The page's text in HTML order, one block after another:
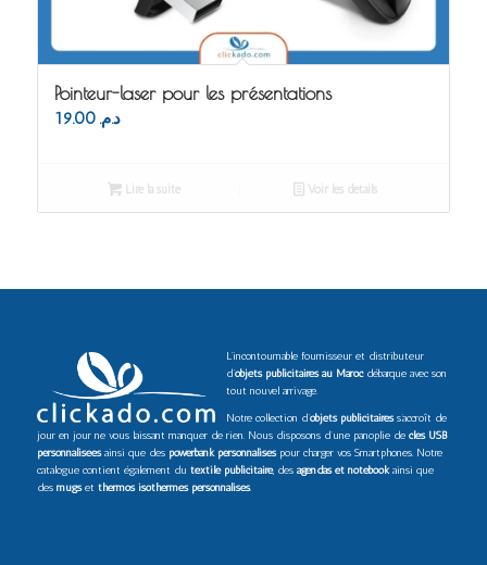
Pointeur-laser pour les présentations
د.م. 19.00
Lire la suite Voir les détails
L’incontournable fournisseur et distributeur
d’objets publicitaires au Marocdébarque avec son
tout nouvel arrivage.
Notre collection d’objets publicitairess’accroît de
jour en jour ne vous laissant manquer de rien. Nous disposons d’une panoplie de clés USB
personnaliséesainsi que des powerbank personnaliséspour charger vos Smartphones. Notre
catalogue contient également du textile publicitaire, des agendas et notebookainsi que
des mugset thermos isothermes personnalisés.